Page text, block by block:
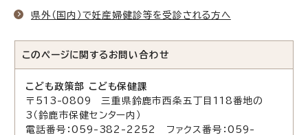
県外（国内）で妊産婦健診等を受診される方へ
このページに関する お問い合わせ
こども政策部 こども保健課
〒513-0809 三重県鈴鹿市西条五丁目118番地の
3（鈴鹿市保健センター内）
電話番号：059-382-2252 ファクス番号：059-